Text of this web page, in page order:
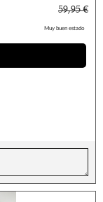
59,95 €
Muy buen estado